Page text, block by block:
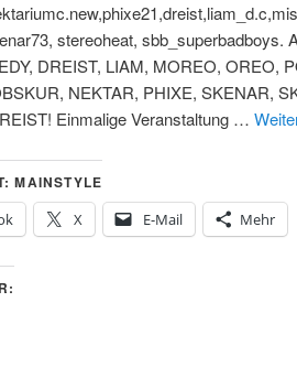
stereoheat, sbb_superbadboys.
DREIST, LIAM, MOREO, OREO,
NEKTAR, PHIXE, SKENAR,
Einmalige Veranstaltung …
MAINSTYLE
X E-Mail Mehr